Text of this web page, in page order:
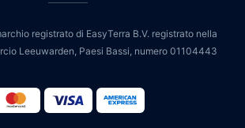
registrato di EasyTerra B.V. registrato nella
Leeuwarden, Paesi Bassi, numero 01104443